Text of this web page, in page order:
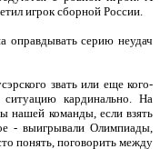
игрок сборной России.
оправдывать серию неудач
звать или еще кого-
кардинально. На
нашей команды, если взять
- выигрывали Олимпиады,
понять, поговорить между